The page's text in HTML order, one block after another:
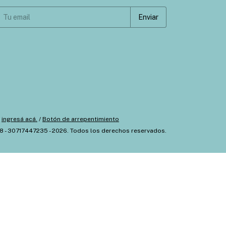
ingresá acá. / Botón de arrepentimiento
- 30717447235 - 2026. Todos los derechos reservados.